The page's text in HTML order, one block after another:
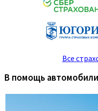
Все
В помощь